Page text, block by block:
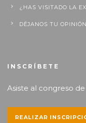
¿HAS VISITADO LA
DÉJANOS TU OPINIÓN
INSCRÍBETE
Asiste al congreso
REALIZAR